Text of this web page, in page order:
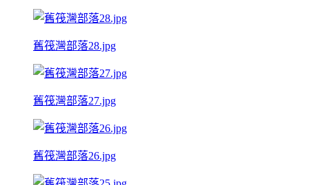
舊筏灣部落28.jpg
舊筏灣部落27.jpg
舊筏灣部落26.jpg